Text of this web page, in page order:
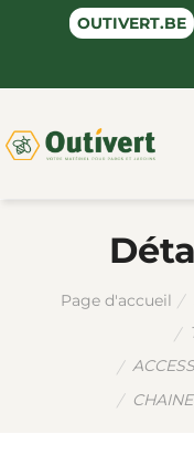
OUTIVERT.BE
Page d'accueil